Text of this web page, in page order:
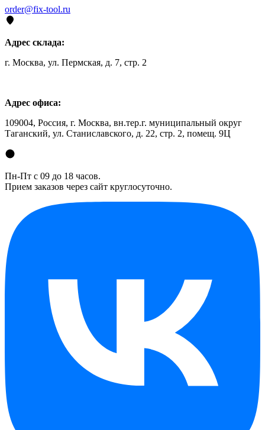
order@fix-tool.ru
Адрес склада:
г. Москва, ул. Пермская, д. 7, стр. 2
Адрес офиса:
109004, Россия, г. Москва, вн.тер.г. муниципальный округ
Таганский, ул. Станиславского, д. 22, стр. 2, помещ. 9Ц
Пн-Пт с 09 до 18 часов.
Прием заказов через сайт круглосуточно.